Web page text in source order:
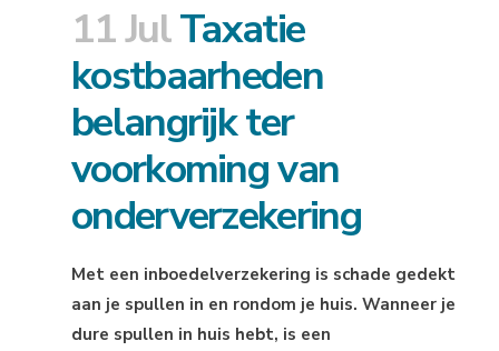
11 JulTaxatie
kostbaarheden
belangrijk ter
voorkoming van
onderverzekering
Met een inboedelverzekering is schade gedekt
aan je spullen in en rondom je huis. Wanneer je
dure spullen in huis hebt, is een